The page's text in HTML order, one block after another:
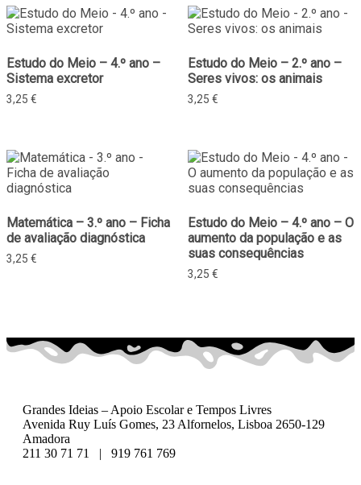
Estudo do Meio – 4.º ano –
Sistema excretor
3,25 €
Estudo do Meio – 2.º ano –
Seres vivos: os animais
3,25 €
Matemática – 3.º ano – Ficha
de avaliação diagnóstica
3,25 €
Estudo do Meio – 4.º ano – O
aumento da população e as
suas consequências
3,25 €
Grandes Ideias – Apoio Escolar e Tempos Livres
Avenida Ruy Luís Gomes, 23 Alfornelos, Lisboa 2650-129
Amadora
211 30 71 71 | 919 761 769